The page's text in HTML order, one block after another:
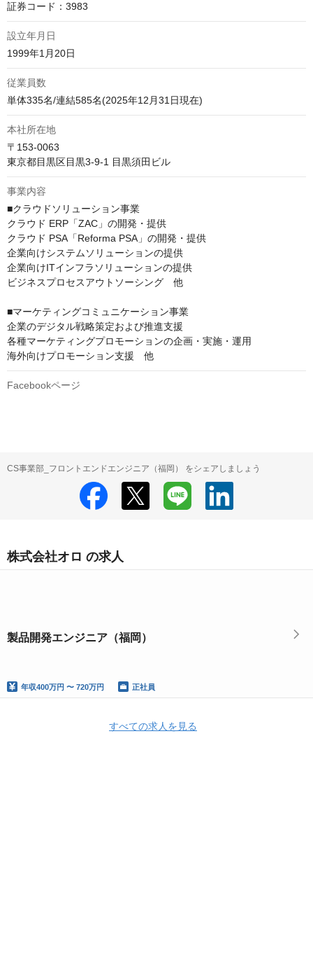
証券コード：3983
設立年月日
1999年1月20日
従業員数
単体335名/連結585名(2025年12月31日現在)
本社所在地
〒153-0063
東京都目黒区目黒3-9-1 目黒須田ビル
事業内容
■クラウドソリューション事業
クラウド ERP「ZAC」の開発・提供
クラウド PSA「Reforma PSA」の開発・提供
企業向けシステムソリューションの提供
企業向けITインフラソリューションの提供
ビジネスプロセスアウトソーシング　他
■マーケティングコミュニケーション事業
企業のデジタル戦略策定および推進支援
各種マーケティングプロモーションの企画・実施・運用
海外向けプロモーション支援　他
Facebookページ
CS事業部_フロントエンドエンジニア（福岡） をシェアしましょう
株式会社オロ の求人
製品開発エンジニア（福岡）
年収400万円 〜 720万円 正社員
すべての求人を見る